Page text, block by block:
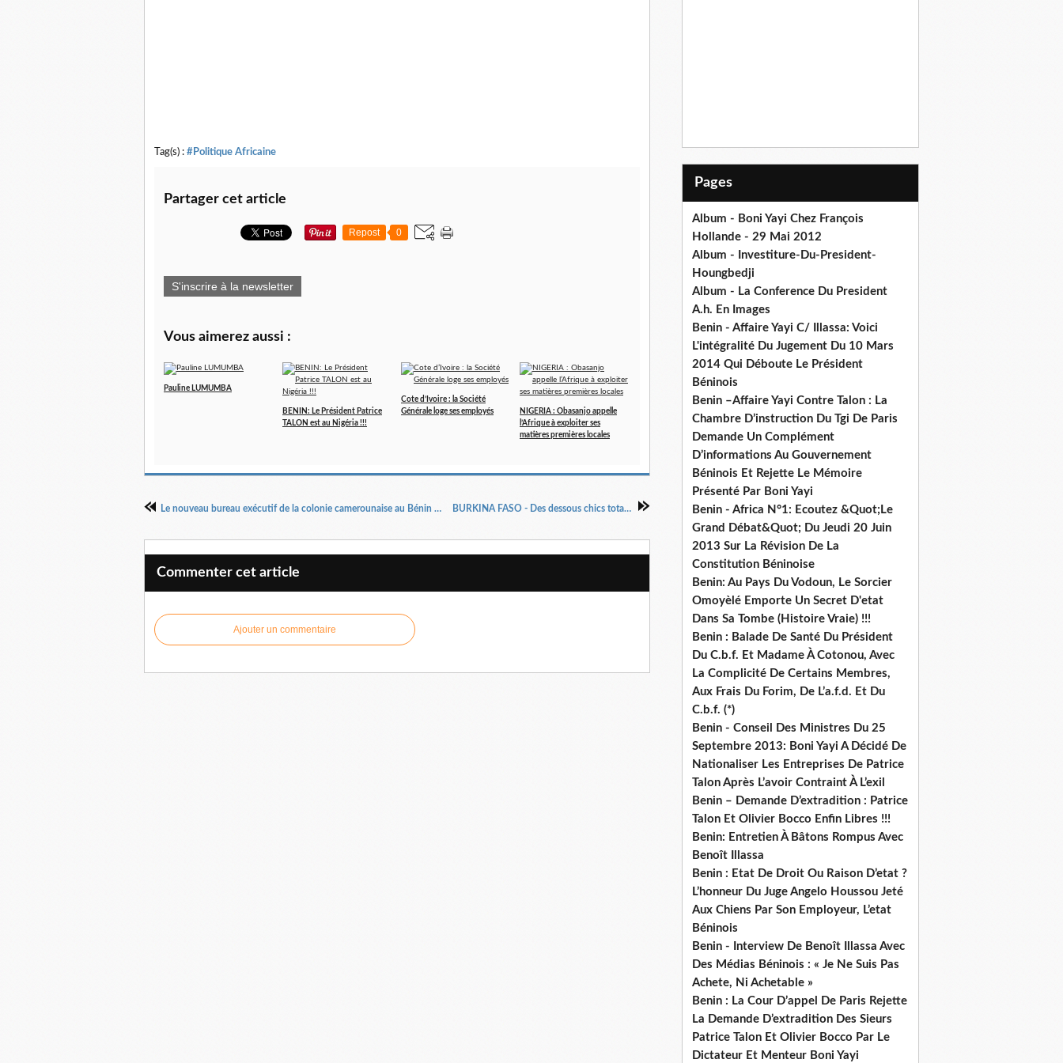
Tag(s) : #Politique Africaine
Partager cet article
Repost 0
S'inscrire à la newsletter
Vous aimerez aussi :
Pauline LUMUMBA
BENIN: Le Président Patrice
TALON est au Nigéria !!!
Cote d’Ivoire : la Société
Générale loge ses employés
NIGERIA : Obasanjo appelle
l’Afrique à exploiter ses
matières premières locales
Le nouveau bureau exécutif de la colonie camerounaise au Bénin bientôt installé BURKINA FASO - Des dessous chics totalement bio
Commenter cet article
Ajouter un commentaire
Pages
Album - Boni Yayi Chez François
Hollande - 29 Mai 2012
Album - Investiture-Du-President-
Houngbedji
Album - La Conference Du President
A.h. En Images
Benin - Affaire Yayi C/ Illassa: Voici
L'intégralité Du Jugement Du 10 Mars
2014 Qui Déboute Le Président
Béninois
Benin –Affaire Yayi Contre Talon : La
Chambre D’instruction Du Tgi De Paris
Demande Un Complément
D’informations Au Gouvernement
Béninois Et Rejette Le Mémoire
Présenté Par Boni Yayi
Benin - Africa N°1: Ecoutez &Quot;Le
Grand Débat&Quot; Du Jeudi 20 Juin
2013 Sur La Révision De La
Constitution Béninoise
Benin: Au Pays Du Vodoun, Le Sorcier
Omoyèlé Emporte Un Secret D'etat
Dans Sa Tombe (Histoire Vraie) !!!
Benin : Balade De Santé Du Président
Du C.b.f. Et Madame À Cotonou, Avec
La Complicité De Certains Membres,
Aux Frais Du Forim, De L’a.f.d. Et Du
C.b.f. (*)
Benin - Conseil Des Ministres Du 25
Septembre 2013: Boni Yayi A Décidé De
Nationaliser Les Entreprises De Patrice
Talon Après L’avoir Contraint À L’exil
Benin – Demande D’extradition : Patrice
Talon Et Olivier Bocco Enfin Libres !!!
Benin: Entretien À Bâtons Rompus Avec
Benoît Illassa
Benin : Etat De Droit Ou Raison D’etat ?
L’honneur Du Juge Angelo Houssou Jeté
Aux Chiens Par Son Employeur, L’etat
Béninois
Benin - Interview De Benoît Illassa Avec
Des Médias Béninois : « Je Ne Suis Pas
Achete, Ni Achetable »
Benin : La Cour D’appel De Paris Rejette
La Demande D’extradition Des Sieurs
Patrice Talon Et Olivier Bocco Par Le
Dictateur Et Menteur Boni Yayi